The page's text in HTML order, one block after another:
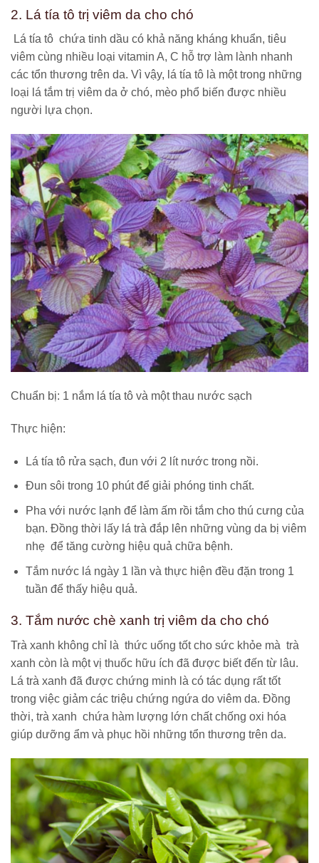
2. Lá tía tô trị viêm da cho chó
Lá tía tô chứa tinh dầu có khả năng kháng khuẩn, tiêu
viêm cùng nhiều loại vitamin A, C hỗ trợ làm lành nhanh
các tổn thương trên da. Vì vậy, lá tía tô là một trong những
loại lá tắm trị viêm da ở chó, mèo phổ biến được nhiều
người lựa chọn.
Chuẩn bị: 1 nắm lá tía tô và một thau nước sạch
Thực hiện:
Lá tía tô rửa sạch, đun với 2 lít nước trong nồi.
Đun sôi trong 10 phút để giải phóng tinh chất.
Pha với nước lạnh để làm ấm rồi tắm cho thú cưng của
bạn. Đồng thời lấy lá trà đắp lên những vùng da bị viêm
nhẹ để tăng cường hiệu quả chữa bệnh.
Tắm nước lá ngày 1 lần và thực hiện đều đặn trong 1
tuần để thấy hiệu quả.
3. Tắm nước chè xanh trị viêm da cho chó
Trà xanh không chỉ là thức uống tốt cho sức khỏe mà trà
xanh còn là một vị thuốc hữu ích đã được biết đến từ lâu.
Lá trà xanh đã được chứng minh là có tác dụng rất tốt
trong việc giảm các triệu chứng ngứa do viêm da. Đồng
thời, trà xanh chứa hàm lượng lớn chất chống oxi hóa
giúp dưỡng ẩm và phục hồi những tổn thương trên da.